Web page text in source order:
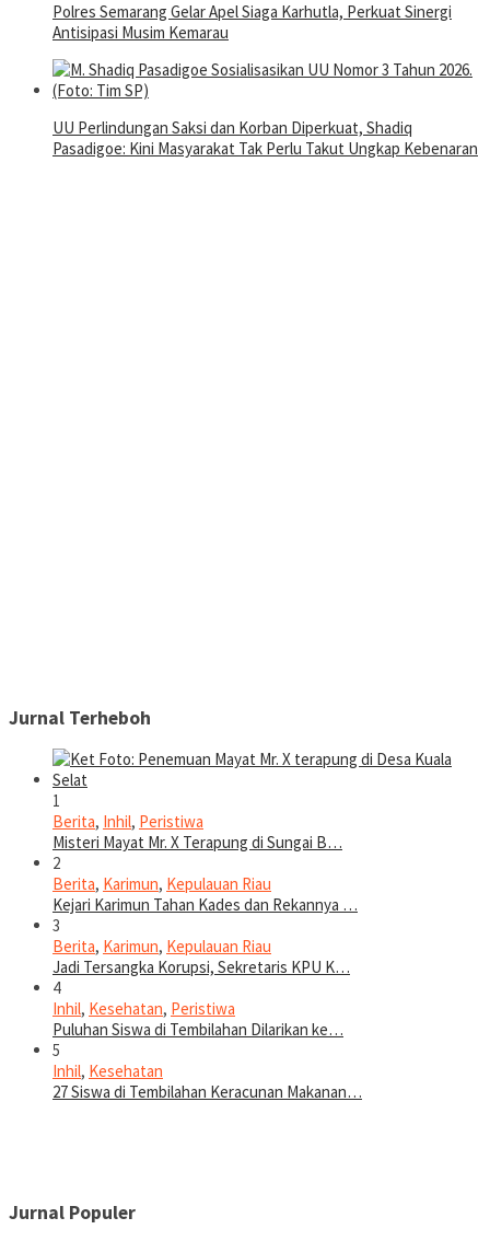
Polres Semarang Gelar Apel Siaga Karhutla, Perkuat Sinergi
Antisipasi Musim Kemarau
UU Perlindungan Saksi dan Korban Diperkuat, Shadiq
Pasadigoe: Kini Masyarakat Tak Perlu Takut Ungkap Kebenaran
Jurnal Terheboh
1
Berita, Inhil, Peristiwa
Misteri Mayat Mr. X Terapung di Sungai B…
2
Berita, Karimun, Kepulauan Riau
Kejari Karimun Tahan Kades dan Rekannya …
3
Berita, Karimun, Kepulauan Riau
Jadi Tersangka Korupsi, Sekretaris KPU K…
4
Inhil, Kesehatan, Peristiwa
Puluhan Siswa di Tembilahan Dilarikan ke…
5
Inhil, Kesehatan
27 Siswa di Tembilahan Keracunan Makanan…
Jurnal Populer